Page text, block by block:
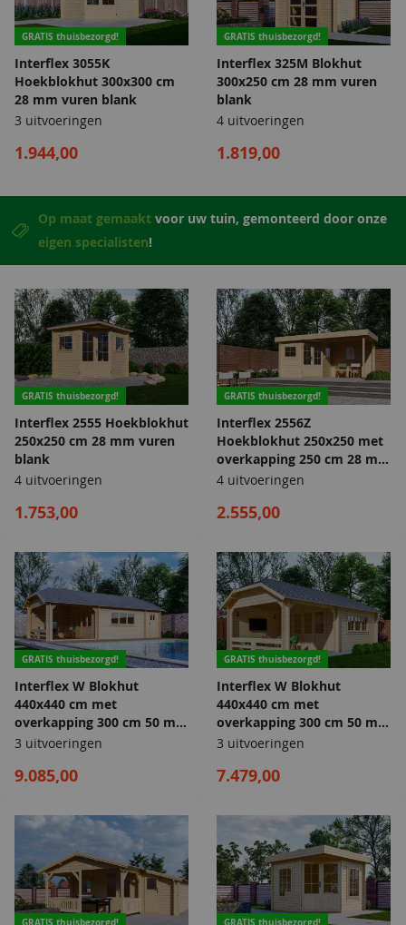
GRATIS thuisbezorgd!
Interflex 3055K
Hoekblokhut 300x300 cm
28 mm vuren blank
3 uitvoeringen
1.944,00
GRATIS thuisbezorgd!
Interflex 325M Blokhut
300x250 cm 28 mm vuren
blank
4 uitvoeringen
1.819,00
Op maat gemaaktvoor uw tuin, gemonteerd door onze
eigen specialisten!
GRATIS thuisbezorgd!
Interflex 2555 Hoekblokhut
250x250 cm 28 mm vuren
blank
4 uitvoeringen
1.753,00
GRATIS thuisbezorgd!
Interflex 2556Z
Hoekblokhut 250x250 met
overkapping 250 cm 28 mm
vuren blank
4 uitvoeringen
2.555,00
GRATIS thuisbezorgd!
Interflex W Blokhut
440x440 cm met
overkapping 300 cm 50 mm
vuren blank
3 uitvoeringen
9.085,00
GRATIS thuisbezorgd!
Interflex W Blokhut
440x440 cm met
overkapping 300 cm 50 mm
vuren blank
3 uitvoeringen
7.479,00